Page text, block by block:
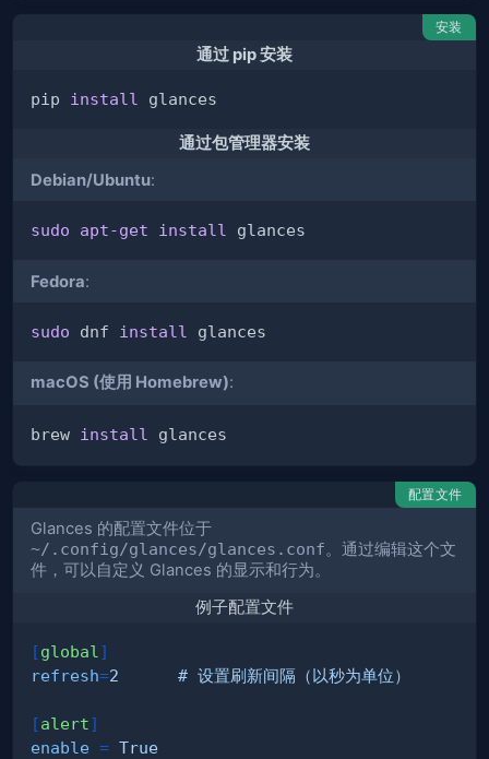
安装
通过 pip 安装
pip install
通过包管理器安装
Debian/Ubuntu:
sudo apt-get install
Fedora:
sudo dnf install
macOS (使用 Homebrew):
brew install
配置文件
Glances 的配置文件位于
~/.config/glances/glances.conf。通过编辑这个文
件，可以自定义 Glances 的显示和行为。
例子配置文件
[global ]
refresh=2      # 设置刷新间隔（以秒为单位）
[alert]
enable = True